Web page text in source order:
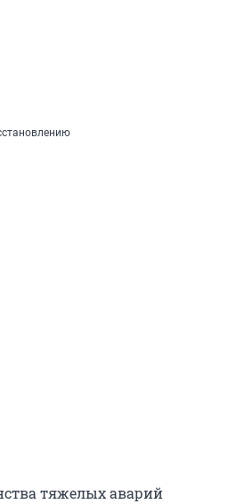
тяжелых аварий